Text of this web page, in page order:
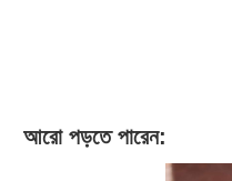
আরো পড়তে পারেন: